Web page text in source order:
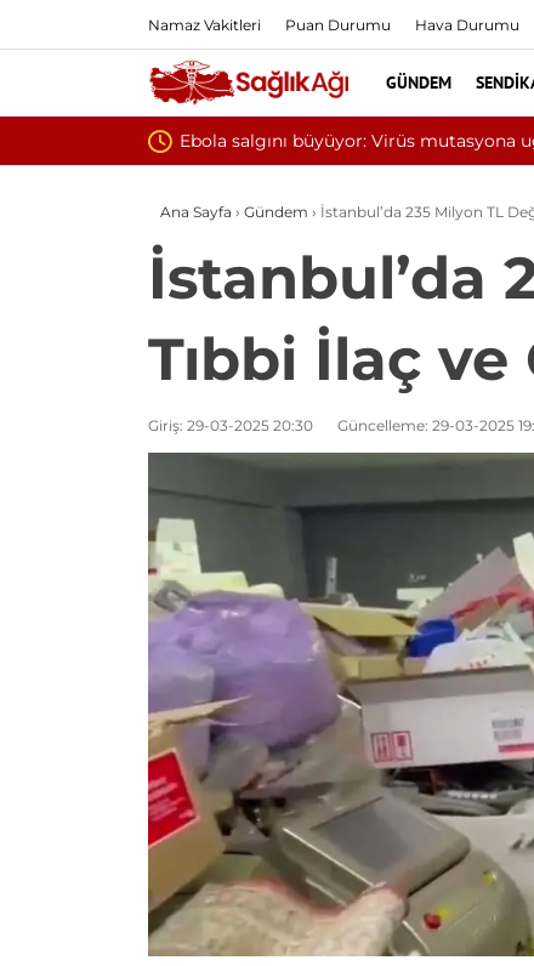
Namaz Vakitleri Puan Durumu Hava Durumu
GÜNDEM
uğramış olabilir
Ana Sayfa › Gündem › İstanbul’da 235 Milyon TL
İstanbul’da
Tıbbi İlaç
Giriş: 29-03-2025 20:30 Güncelleme: 29-03-2025